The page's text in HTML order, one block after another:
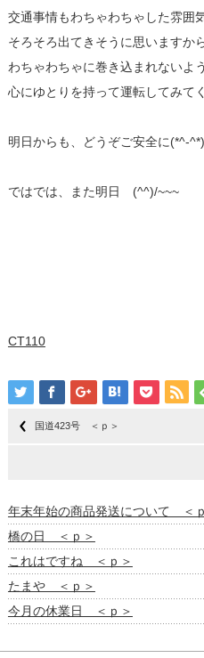
交通事情もわちゃわちゃした雰囲
そろそろ出てきそうに思いますか
わちゃわちゃに巻き込まれないよ
心にゆとりを持って運転してみて
明日からも、どうぞご安全に(*^-^*)
ではでは、また明日 (^^)/~~~
CT110
国道423号 ＜ｐ＞
年末年始の商品発送について ＜
橋の日 ＜ｐ＞
これはですね ＜ｐ＞
たまや ＜ｐ＞
今月の休業日 ＜ｐ＞